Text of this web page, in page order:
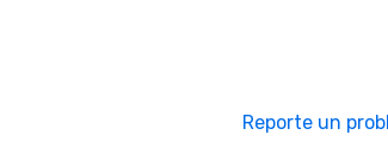
Reporte un